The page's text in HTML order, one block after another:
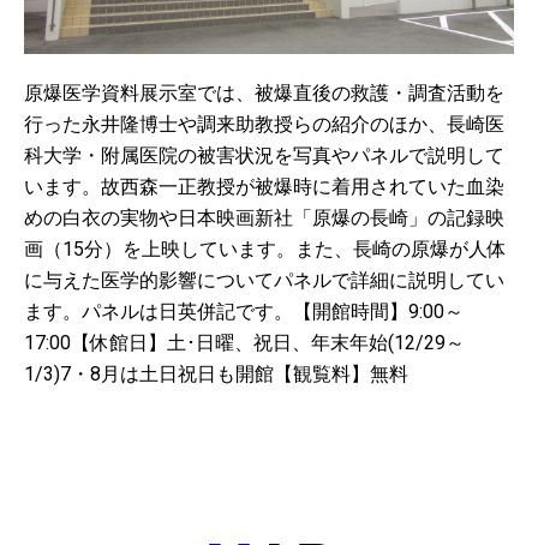
原爆医学資料展示室では、被爆直後の救護・調査活動を
行った永井隆博士や調来助教授らの紹介のほか、長崎医
科大学・附属医院の被害状況を写真やパネルで説明して
います。 故西森一正教授が被爆時に着用されていた血染
めの白衣の実物や日本映画新社「原爆の長崎」の記録映
画（15分）を上映しています。
また、長崎の原爆が人体
に与えた医学的影響についてパネルで詳細に説明してい
ます。パネルは日英併記です。
【開館時間】 9:00～
17:00 【休館日】 土･日曜、祝日、年末年始(12/29～
1/3)7・8月は土日祝日も開館 【観覧料】 無料